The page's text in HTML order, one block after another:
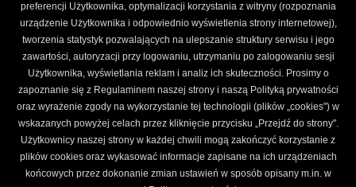
Regulamin Karty Podarunkowej
ŚLEDŹ CZARNE
Facebook YouTube Instagram Newsletter
Wydawnictwo Czarne. Wszelkie prawa zastrzeżone. Projekt:Fajne Chłopaki,logo
wydawnictwa: Kamil Targosz.
preferencji Użytkownika, optymalizacji korzystania z witryny (rozpoznania
urządzenie Użytkownika i odpowiednio wyświetlenia strony internetowej),
tworzenia statystyk pozwalających na ulepszanie struktury serwisu i jego
zawartości, autoryzacji przy logowaniu, utrzymaniu po zalogowaniu sesji
Użytkownika, wyświetlania reklam i analiz ich skuteczności. Prosimy o
zapoznanie się z Regulaminem naszej strony i naszą Polityką prywatności
oraz wyrażenie zgody na wykorzystanie tej technologii (plików „cookies") w
wskazanych powyżej celach przez kliknięcie przycisku „Przejdź do strony".
Użytkownicy naszej strony w każdej chwili mogą zakończyć korzystanie z
plików cookies oraz wykasować informacje zapisane na ich urządzeniach
końcowych przez dokonanie zmian ustawień w sposób opisany m.in. w